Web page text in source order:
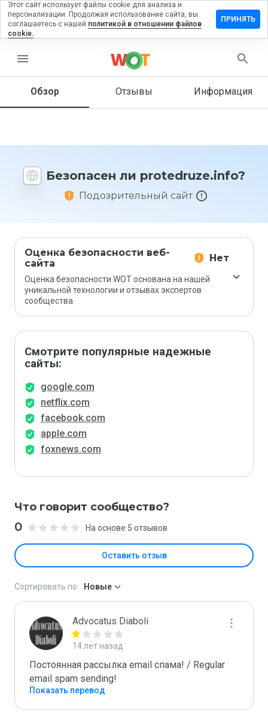
menu
Обзор Отзывы Информация
Безопасен ли protedruze.info?
Подозрительный сайт
Оценка безопасности веб-
сайта
Нет
Оценка безопасности WOT основана на нашей
уникальной технологии и отзывах экспертов
сообщества.
Смотрите популярные надежные
сайты:
google.com
netflix.com
facebook.com
apple.com
foxnews.com
Что говорит сообщество?
0 На основе 5 отзывов
Оставить отзыв
на
Как бы
этот
1 до 5?
Сортировать по: Новые
Advocatus Diaboli
14 лет назад
Постоянная рассылка email спама! / Regular
email spam sending!
Показать перевод
Этот сайт использует файлы cookie для анализа и
персонализации. Продолжая использование сайта, вы
соглашаетесь с нашей политикой в отношении файлов
cookie.
ПРИНЯТЬ